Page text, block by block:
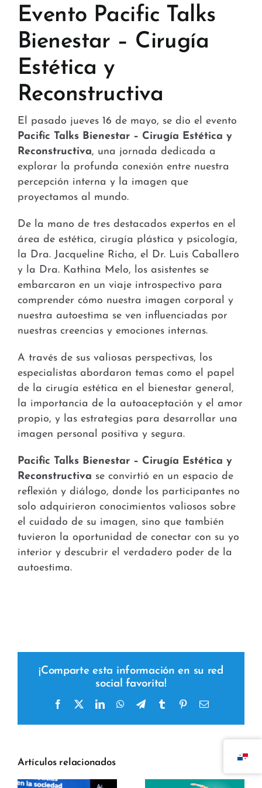
Tiendas y Conveniencia
Hospital y Salud
Servicios y Amenidades
Noticias
Contacto
FAQ
Evento Pacific Talks
Bienestar – Cirugía
Estética y
Reconstructiva
El pasado jueves 16 de mayo, se dio el evento
Pacific Talks Bienestar – Cirugía Estética y
Reconstructiva, una jornada dedicada a
explorar la profunda conexión entre nuestra
percepción interna y la imagen que
proyectamos al mundo.
De la mano de tres destacados expertos en el
área de estética, cirugía plástica y psicología,
la Dra. Jacqueline Richa, el Dr. Luis Caballero
y la Dra. Kathina Melo, los asistentes se
embarcaron en un viaje introspectivo para
comprender cómo nuestra imagen corporal y
nuestra autoestima se ven influenciadas por
nuestras creencias y emociones internas.
A través de sus valiosas perspectivas, los
especialistas abordaron temas como el papel
de la cirugía estética en el bienestar general,
la importancia de la autoaceptación y el amor
propio, y las estrategias para desarrollar una
imagen personal positiva y segura.
Pacific Talks Bienestar – Cirugía Estética y
Reconstructiva se convirtió en un espacio de
reflexión y diálogo, donde los participantes no
solo adquirieron conocimientos valiosos sobre
el cuidado de su imagen, sino que también
tuvieron la oportunidad de conectar con su yo
interior y descubrir el verdadero poder de la
autoestima.
¡Comparte esta información en su red
social favorita!
Facebook LinkedInWhatsApp
TelegramTumblr PinterestCorreo
Artículos relacionados